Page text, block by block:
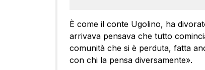
È come il conte Ugolino, ha
arrivava pensava che tutto
comunità che si è perduta, fatta
con chi la pensa diversamente».